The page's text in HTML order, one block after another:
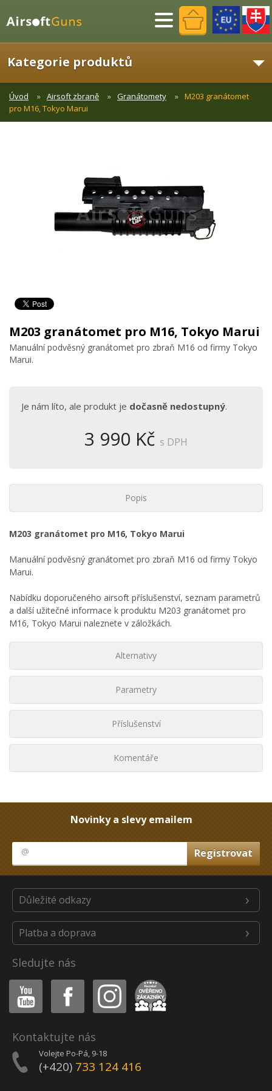
Menu
Kategorie produktů
Úvod Airsoft zbraně Granátomety
M203 granátomet
pro M16, Tokyo Marui
M203 granátomet pro M16, Tokyo Marui
Manuální podvěsný granátomet pro zbraň M16 od firmy Tokyo
Marui.
Je nám líto, ale produkt je dočasně nedostupný.
3 990 Kč s DPH
Popis
M203 granátomet pro M16, Tokyo Marui
Manuální podvěsný granátomet pro zbraň M16 od firmy Tokyo
Marui.
Nabídku doporučeného airsoft příslušenství, seznam parametrů
a další užitečné informace k produktu M203 granátomet pro
M16, Tokyo Marui naleznete v záložkách.
Alternativy
Parametry
Příslušenství
Komentáře
Novinky a slevy emailem
Důležité odkazy
Platba a doprava
Sledujte nás
Youtube Facebook Instagram Heureka
Kontaktujte nás
Volejte Po-Pá, 9-18
(+420) 733 124 416